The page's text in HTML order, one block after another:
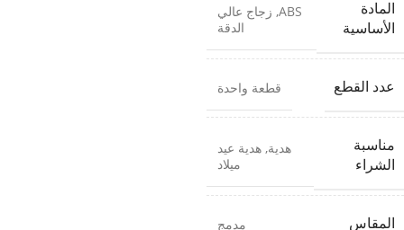
المادة
الأساسية
ABS
, زجاج عالي
الدقة
عدد القطع قطعة واحدة
مناسبة
الشراء
هدية, هدية عيد
ميلاد
المقاس مدمج